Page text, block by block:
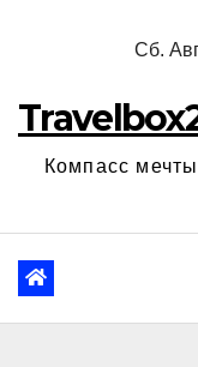
Сб.
Компасс мечты